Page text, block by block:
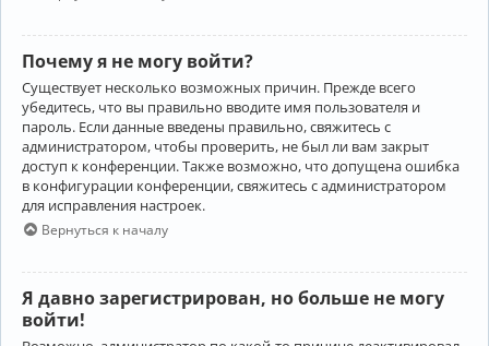
Почему я не могу войти?
Существует несколько возможных причин. Прежде всего
убедитесь, что вы правильно вводите имя пользователя и
пароль. Если данные введены правильно, свяжитесь с
администратором, чтобы проверить, не был ли вам закрыт
доступ к конференции. Также возможно, что допущена ошибка
в конфигурации конференции, свяжитесь с администратором
для исправления настроек.
Вернуться к началу
Я давно зарегистрирован, но больше не могу
войти!